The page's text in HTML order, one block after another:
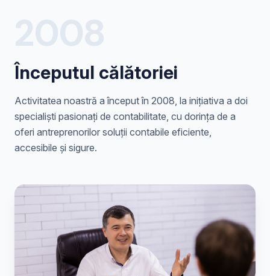
Începutul călătoriei
Activitatea noastră a început în 2008, la inițiativa a doi
specialiști pasionați de contabilitate, cu dorința de a
oferi antreprenorilor soluții contabile eficiente,
accesibile și sigure.